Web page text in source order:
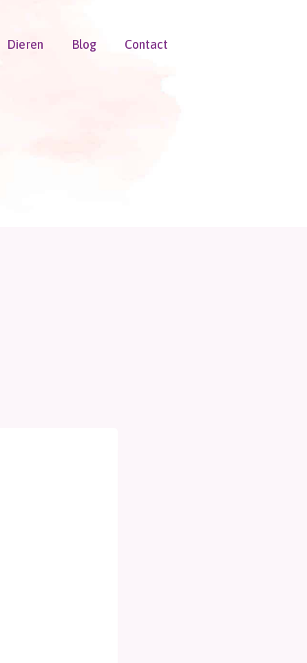
Dieren Blog Contact